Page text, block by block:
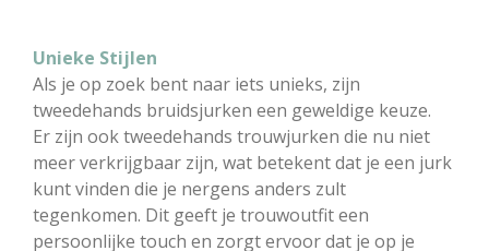
Unieke Stijlen
Als je op zoek bent naar iets unieks, zijn
tweedehands bruidsjurken een geweldige keuze.
Er zijn ook tweedehands trouwjurken die nu niet
meer verkrijgbaar zijn, wat betekent dat je een jurk
kunt vinden die je nergens anders zult
tegenkomen. Dit geeft je trouwoutfit een
persoonlijke touch en zorgt ervoor dat je op je